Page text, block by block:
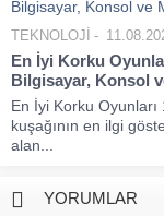
TEKNOLOJİ
En İyi Korku
Bilgisayar, Konsol
En İyi Korku Oyunları
kuşağının en ilgi
alan...
YORUMLAR